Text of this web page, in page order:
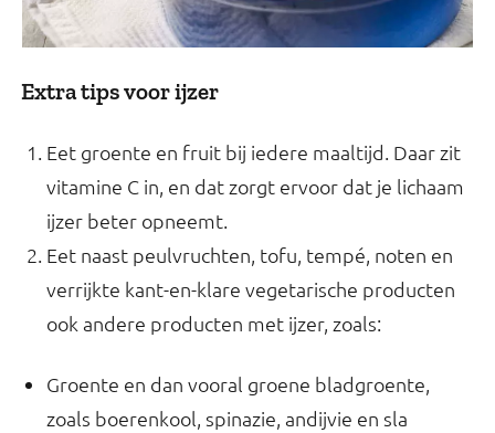
Extra tips voor ijzer
Eet groente en fruit bij iedere maaltijd. Daar zit
vitamine C in, en dat zorgt ervoor dat je lichaam
ijzer beter opneemt.
Eet naast peulvruchten, tofu, tempé, noten en
verrijkte kant-en-klare vegetarische producten
ook andere producten met ijzer, zoals:
Groente en dan vooral groene bladgroente,
zoals boerenkool, spinazie, andijvie en sla